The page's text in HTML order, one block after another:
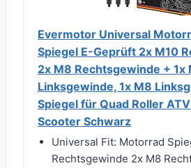
Evermotor Universal
Spiegel E-Geprüft 2x M10
2x M8 Rechtsgewinde + 1x
Linksgewinde, 1x M8
Spiegel für Quad Roller
Scooter Schwarz
Universal Fit: Motorrad
Rechtsgewinde 2x M8